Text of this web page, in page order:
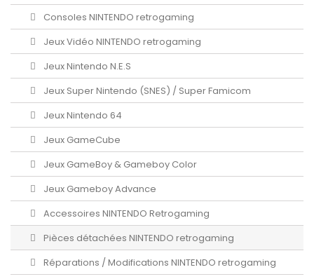
Consoles NINTENDO retrogaming
Jeux Vidéo NINTENDO retrogaming
Jeux Nintendo N.E.S
Jeux Super Nintendo (SNES) / Super Famicom
Jeux Nintendo 64
Jeux GameCube
Jeux GameBoy & Gameboy Color
Jeux Gameboy Advance
Accessoires NINTENDO Retrogaming
Pièces détachées NINTENDO retrogaming
Réparations / Modifications NINTENDO retrogaming